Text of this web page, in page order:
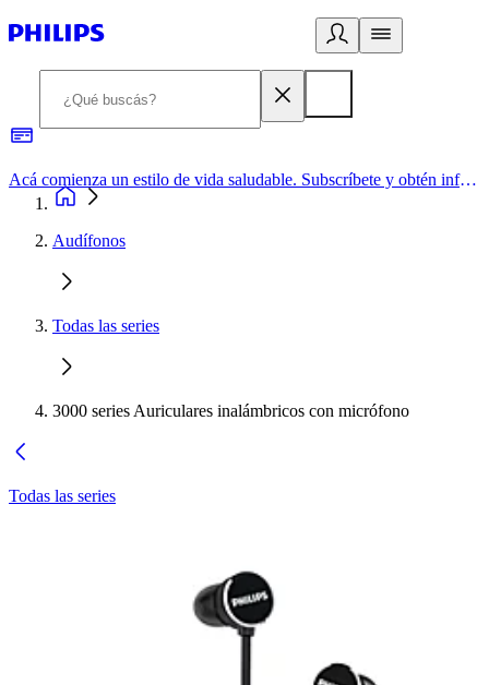
Acá comienza un estilo de vida saludable. Subscríbete y obtén información de primera mano
Audífonos
Todas las series
3000 series Auriculares inalámbricos con micrófono
Todas las series